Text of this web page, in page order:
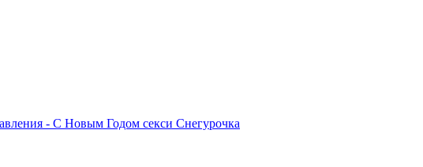
- С Новым Годом секси Снегурочка